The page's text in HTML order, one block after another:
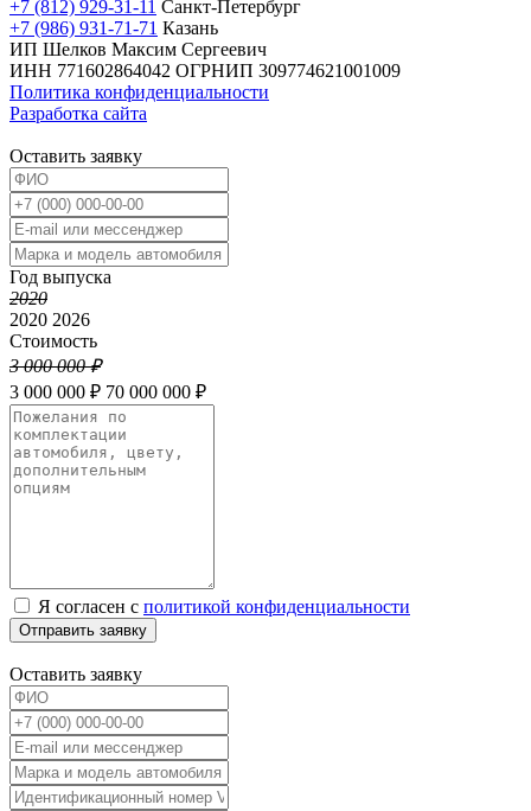
+7 (812) 929-31-11 Санкт-Петербург
+7 (986) 931-71-71 Казань
ИП Шелков Максим Сергеевич
ИНН 771602864042 ОГРНИП 309774621001009
Политика конфиденциальности
Разработка сайта
Оставить заявку
Год выпуска
2020
2020 2026
Стоимость
3 000 000 ₽
3 000 000 ₽ 70 000 000 ₽
Я согласен с политикой конфиденциальности
Отправить заявку
Оставить заявку